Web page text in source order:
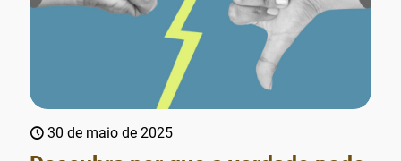
30 de maio de 2025